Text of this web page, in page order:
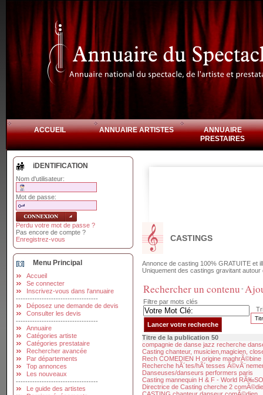
ACCUEIL ANNUAIRE ARTISTES
ANNUAIRE
PRESTAIRES
iDENTIFICATION
Nom d'utilisateur:
Mot de passe:
Perdu votre mot de passe ?
Pas encore de compte ?
Enregistrez-vous
Menu Principal
Accueil
Se connecter
Inscrivez-vous dans l'annuaire
-----------------------------------
Déposez une demande de devis
Consulter les devis
-----------------------------------
Annuaire
Catégories artiste
Catégories prestataire
Rechercher avancée
Par départements
Top annonces
Les nouveaux
-----------------------------------
Le guide des artistes
CASTINGS
Annonce de casting 100% GRATUITE et
Uniquement des castings gravitant autour
Rechercher un contenu -
Filtre par mots clés
Titre de la publication 50
compagnie de danse jazz recherche
Casting chanteur, musicien,magicien,
Rech COMEDIEN H origine maghrÃ©bine
Recherche hÃ´tes/hÃ´tesses
Danseuses/danseurs performers paris
Casting mannequin H & F - World
Directrice de Casting cherche 2